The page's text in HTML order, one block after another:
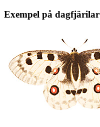
Exempel på dagfjärilar